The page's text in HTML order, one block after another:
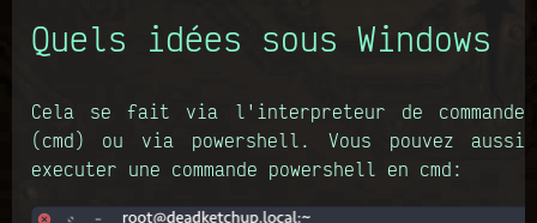
Quels idées sous Windows
Cela se fait via l'interpreteur de commande
(cmd) ou via powershell. Vous pouvez aussi
executer une commande powershell en cmd: